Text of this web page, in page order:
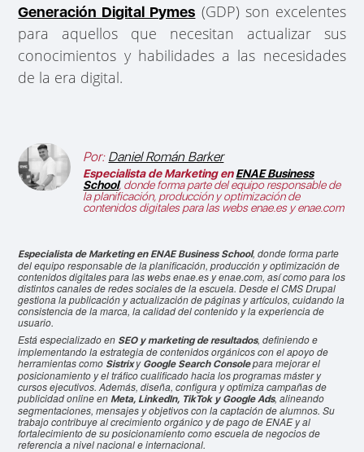
Generación Digital Pymes (GDP) son excelentes
para aquellos que necesitan actualizar sus
conocimientos y habilidades a las necesidades
de la era digital.
Por: Daniel Román Barker
Especialista de Marketing enENAE Business
School, donde forma parte del equipo responsable de
la planificación, producción y optimización de
contenidos digitales para las webs enae.es y enae.com
Especialista de Marketing en ENAE Business School, donde forma parte
del equipo responsable de la planificación, producción y optimización de
contenidos digitales para las webs enae.es y enae.com, así como para los
distintos canales de redes sociales de la escuela. Desde el CMS Drupal
gestiona la publicación y actualización de páginas y artículos, cuidando la
consistencia de la marca, la calidad del contenido y la experiencia de
usuario.
Está especializado en SEO y marketing de resultados, definiendo e
implementando la estrategia de contenidos orgánicos con el apoyo de
herramientas como Sistrixy Google Search Consolepara mejorar el
posicionamiento y el tráfico cualificado hacia los programas máster y
cursos ejecutivos. Además, diseña, configura y optimiza campañas de
publicidad online en Meta, LinkedIn, TikTok y Google Ads, alineando
segmentaciones, mensajes y objetivos con la captación de alumnos. Su
trabajo contribuye al crecimiento orgánico y de pago de ENAE y al
fortalecimiento de su posicionamiento como escuela de negocios de
referencia a nivel nacional e internacional.